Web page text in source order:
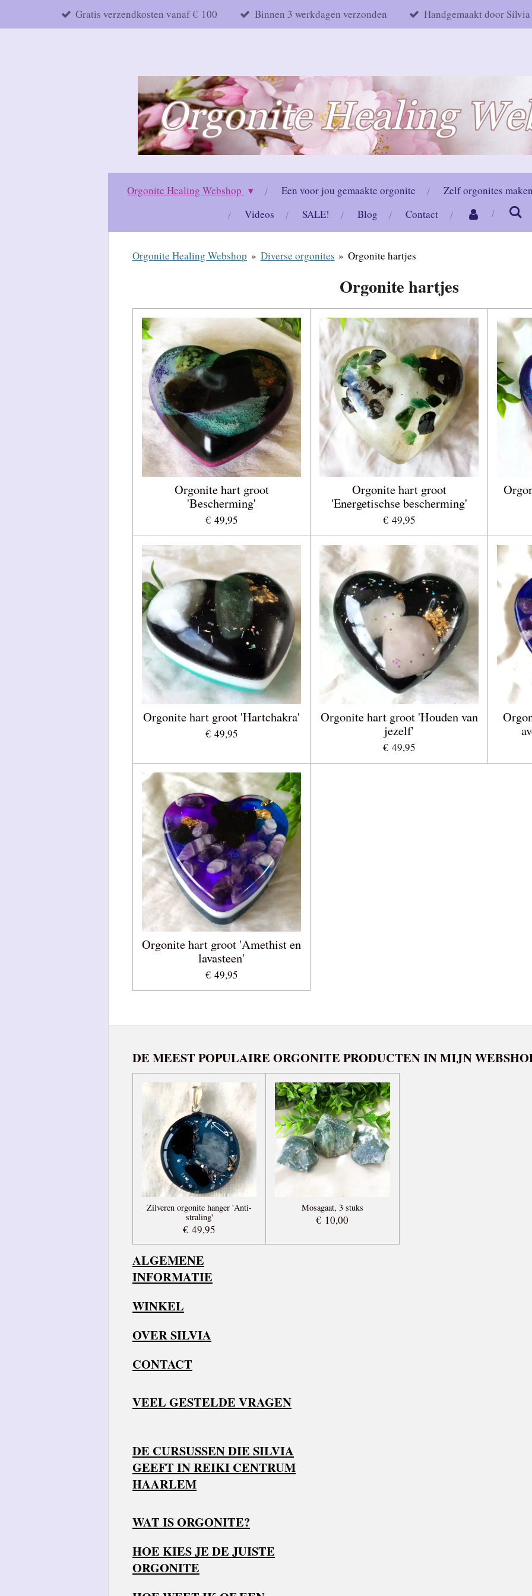
direct
Gratis verzendkosten vanaf € 100 Binnen 3 werkdagen verzonden Handgemaakt door Silvia
Orgonite Healing Webshop Een voor jou gemaakte orgonite
Zelf orgonites
Videos
SALE! Blog Contact
Orgonite Healing Webshop » Diverse orgonites » Orgonite hartjes
Orgonite hartjes
Orgonite hart groot
'Bescherming'
€ 49,95
Orgonite hart groot
'Energetischse bescherming'
€ 49,95
Orgonite hart groot 'Hartchakra'
€ 49,95
Orgonite hart groot 'Houden van
jezelf'
€ 49,95
Orgonite hart groot 'Amethist en
lavasteen'
€ 49,95
DE MEEST POPULAIRE ORGONITE PRODUCTEN IN MIJN
Zilveren orgonite hanger 'Anti-
straling'
€ 49,95
Mosagaat, 3 stuks
€ 10,00
ALGEMENE
INFORMATIE
WINKEL
OVER SILVIA
CONTACT
VEEL GESTELDE VRAGEN
DE CURSUSSEN DIE SILVIA
GEEFT IN REIKI CENTRUM
HAARLEM
WAT IS ORGONITE?
HOE KIES JE DE JUISTE
ORGONITE